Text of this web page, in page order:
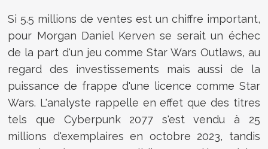
Si 5.5 millions de ventes est un chiffre important,
pour Morgan Daniel Kerven se serait un échec
de la part d'un jeu comme Star Wars Outlaws, au
regard des investissements mais aussi de la
puissance de frappe d'une licence comme Star
Wars. L'analyste rappelle en effet que des titres
tels que Cyberpunk 2077 s'est vendu à 25
millions d'exemplaires en octobre 2023, tandis